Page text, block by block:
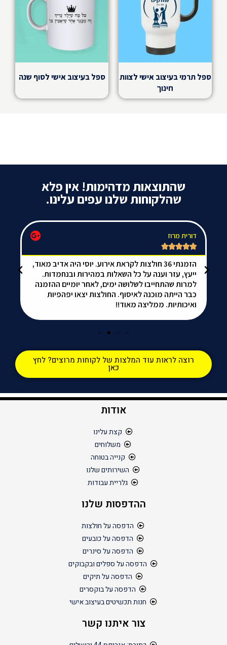
ספל תרמי בעיצוב אישי לצוות
חינוך
ספל בעיצוב אישי לסוף שנה
שהתוצאות מדהימות! אין פלא
שהלקוחות שלנו עפים עלינו.
דורית מרוז





הזמנתי 36 חולצות לקראת אירוע. יוסי היה אדיב מאוד,
ייעץ, עזר וענה על כל השאלות במהירות ובנחמדות.
למרות שהתחייבו לשלושה ימים, לאחר יומיים ההזמנה
כבר הייתה מוכנה לאיסוף. החולצות יצאו יפהפיות
ואיכותיות. ממליצה מאוד!!
רוצה לראות עוד המלצות של לקוחות מרוצים? לחץ
כאן
אודות
קצת עלינו
משלוחים
קנייה בטוחה
השירותים שלנו
גלריית עבודות
ההדפסות שלנו
הדפסה על חולצות
הדפסה על כובעים
הדפסה על סינרים
הדפסה על ספלים ובקבוקים
הדפסה על תיקים
הדפסה על בוקסרים
חנות תכשיטים בעיצוב אישי
צור איתנו קשר